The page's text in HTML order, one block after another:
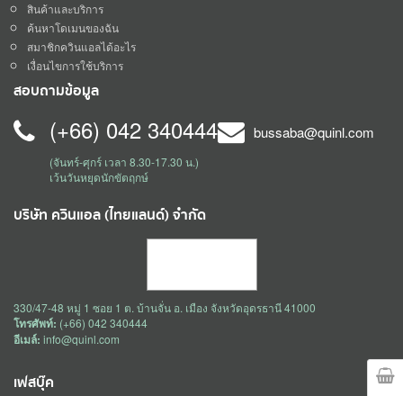
สินค้าและบริการ
ค้นหาโดเมนของฉัน
สมาชิกควินแอลได้อะไร
เงื่อนไขการใช้บริการ
สอบถามข้อมูล
(+66) 042 340444
(จันทร์-ศุกร์ เวลา 8.30-17.30 น.)
เว้นวันหยุดนักขัตฤกษ์
bussaba@quinl.com
บริษัท ควินแอล (ไทยแลนด์) จำกัด
330/47-48 หมู่ 1 ซอย 1 ต. บ้านจั่น อ. เมือง จังหวัดอุดรธานี 41000
โทรศัพท์: (+66) 042 340444
อีเมล์: info@quinl.com
เฟสบุ๊ค